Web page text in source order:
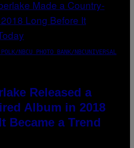
NBCU PHOTO BANK/NBCUNIVERSAL
Released a
Album in 2018
Became a Trend